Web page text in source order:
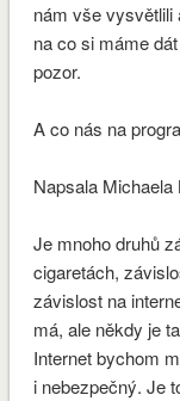
nám vše vysvětlili
na co si máme
pozor.
A co nás na
Napsala
Je mnoho druhů
cigaretách,
závislost na
má, ale někdy je
Internet bychom
i nebezpečný. Je